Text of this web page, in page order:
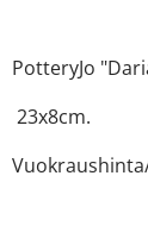
PotteryJo
23x8cm.